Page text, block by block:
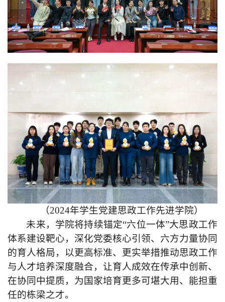
（2024年学生党建思政工作先进学院）
未来，学院将持续锚定“六位一体”大思政工作
体系建设靶心，深化党委核心引领、六方力量协同
的育人格局，以更高标准、更实举措推动思政工作
与人才培养深度融合，让育人成效在传承中创新、
在协同中提质，为国家培育更多可堪大用、能担重
任的栋梁之才。